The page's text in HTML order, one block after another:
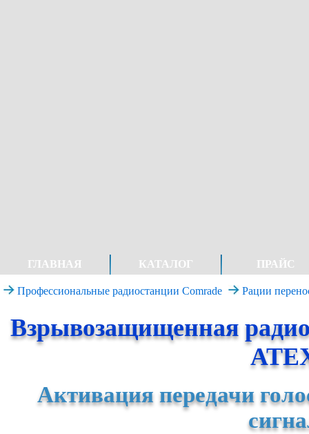
ГЛАВНАЯ КАТАЛОГ ПРАЙС
Профессиональные радиостанции Comrade Рации
Взрывозащищенная
Активация передачи